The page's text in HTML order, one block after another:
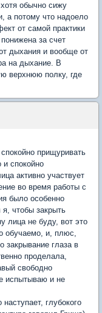
обычно сижу
а потому что надоело
от самой практики
за счет
дыхания и вообще от
на дыхание. В
верхнюю полку, где
прищуривать
и спокойно
активно участвует
во время работы с
было особенно
я, чтобы закрыть
лица не буду, вот это
обучаемо, и, плюс,
закрывание глаза в
проделала,
свободно
испытываю и не
глубокого